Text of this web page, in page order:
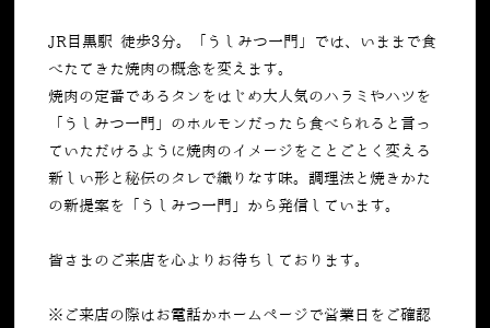
JR目黒駅 徒歩3分。「うしみつ一門」では、いままで食
べたてきた焼肉の概念を変えます。
焼肉の定番であるタンをはじめ大人気のハラミやハツを
「うしみつ一門」のホルモンだったら食べられると言っ
ていただけるように焼肉のイメージをことごとく変える
新しい形と秘伝のタレで織りなす味。調理法と焼きかた
の新提案を「うしみつ一門」から発信しています。
皆さまのご来店を心よりお待ちしております。
※ご来店の際はお電話かホームページで営業日をご確認